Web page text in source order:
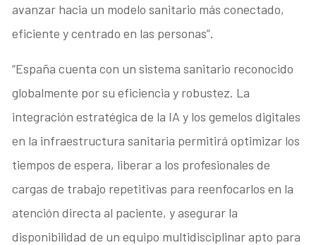
avanzar hacia un modelo sanitario más conectado,
eficiente y centrado en las personas”.
“España cuenta con un sistema sanitario reconocido
globalmente por su eficiencia y robustez. La
integración estratégica de la IA y los gemelos digitales
en la infraestructura sanitaria permitirá optimizar los
tiempos de espera, liberar a los profesionales de
cargas de trabajo repetitivas para reenfocarlos en la
atención directa al paciente, y asegurar la
disponibilidad de un equipo multidisciplinar apto para